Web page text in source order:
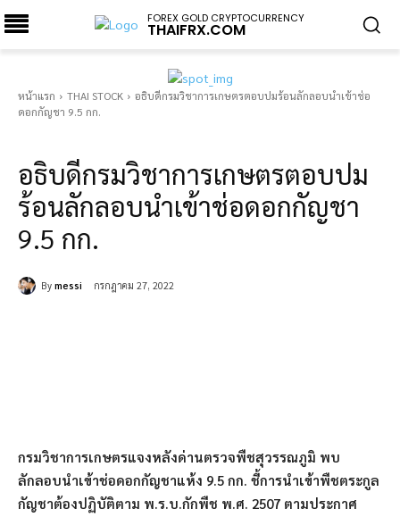
FOREX GOLD CRYPTOCURRENCY
THAIFRX.COM
หน้าแรก THAI STOCK
อธิบดีกรมวิชาการเกษตรตอบปมร้อนลักลอบนำเข้าช่อ
ดอกกัญชา 9.5 กก.
อธิบดีกรมวิชาการเกษตรตอบปม
ร้อนลักลอบนำเข้าช่อดอกกัญชา
9.5 กก.
By messi กรกฎาคม 27, 2022
กรมวิชาการเกษตรแจงหลังด่านตรวจพืชสุวรรณภูมิ พบ
ลักลอบนำเข้าช่อดอกกัญชาแห้ง 9.5 กก. ชี้การนำเข้าพืชตระกูล
กัญชาต้องปฏิบัติตาม พ.ร.บ.กักพืช พ.ศ. 2507 ตามประกาศ